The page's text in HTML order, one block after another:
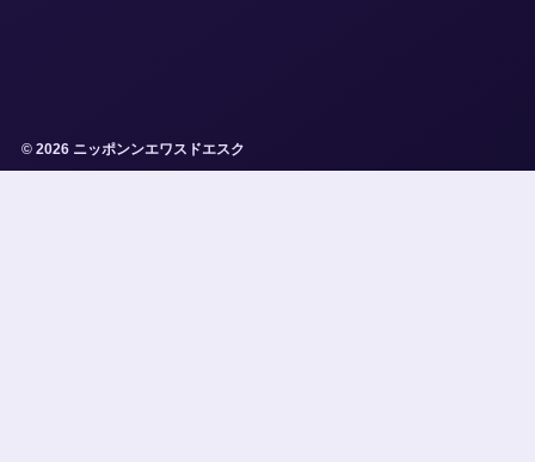
© 2026 ニッポンンエワスドエスク